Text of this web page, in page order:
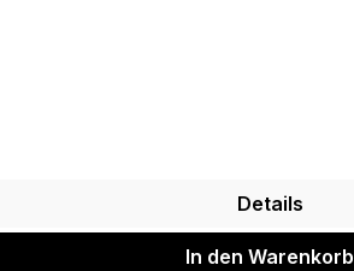
Details
In den Warenkorb